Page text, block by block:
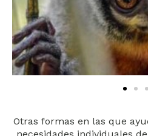
Otras formas en las que
necesidades individuales